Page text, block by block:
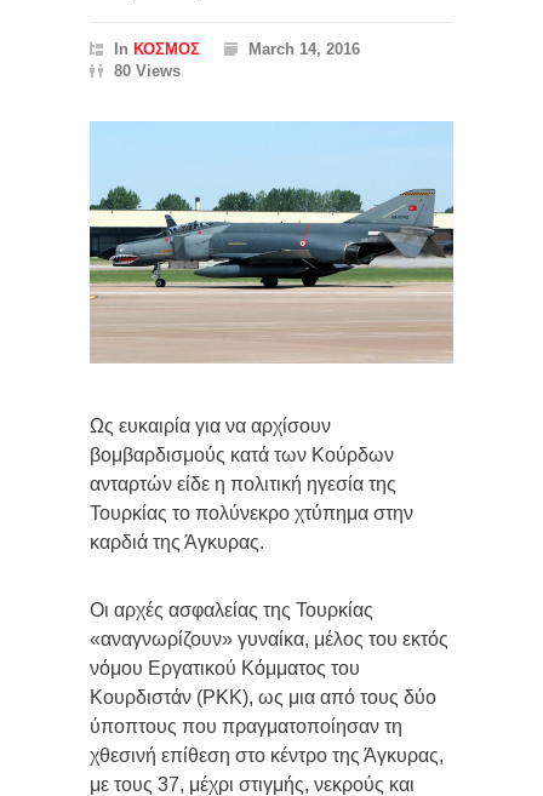
In ΚΟΣΜΟΣ
March 14, 2016
80 Views
Ως ευκαιρία για να αρχίσουν
βομβαρδισμούς κατά των Κούρδων
ανταρτών είδε η πολιτική ηγεσία της
Τουρκίας το πολύνεκρο χτύπημα στην
καρδιά της Άγκυρας.
Οι αρχές ασφαλείας της Τουρκίας
«αναγνωρίζουν» γυναίκα, μέλος του εκτός
νόμου Εργατικού Κόμματος του
Κουρδιστάν (PKK), ως μια από τους δύο
ύποπτους που πραγματοποίησαν τη
χθεσινή επίθεση στο κέντρο της Άγκυρας,
με τους 37, μέχρι στιγμής, νεκρούς και